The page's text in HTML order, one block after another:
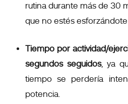
rutina durante más de 30
que no estés esforzándote
Tiempo por actividad/
segundos seguidos, ya
tiempo se perdería
potencia.